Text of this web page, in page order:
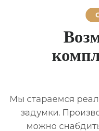
Мы стараемся
задумки.
можно